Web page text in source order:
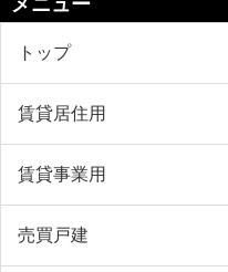
トップ
賃貸居住用
賃貸事業用
売買戸建